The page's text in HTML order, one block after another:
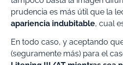
prudencia es más útil que la
apariencia indubitable, cual
En todo caso, y aceptando
(seguramente más) para el